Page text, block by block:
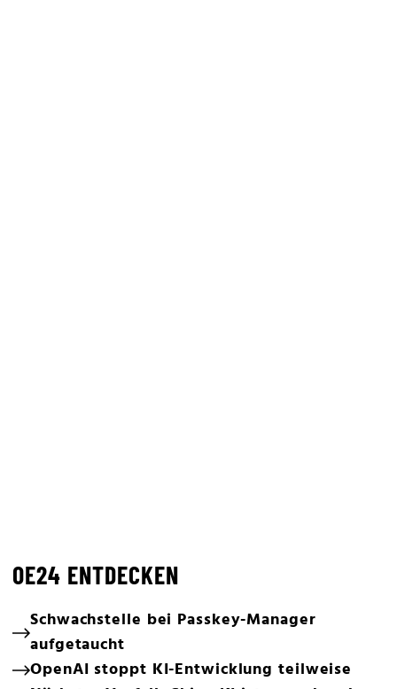
OE24 ENTDECKEN
Schwachstelle bei Passkey-Manager
aufgetaucht
OpenAI stoppt KI-Entwicklung teilweise